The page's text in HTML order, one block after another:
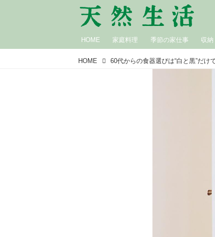
HOME 家庭料理 季節の家仕事 収納
HOME